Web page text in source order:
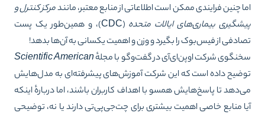
چنین فرایندی ممکن است اطلاعاتی از منابع معتبر، مانندمرکز کنترل و
بیماری‌های ایالات متحده
(CDC)، و همین‌طور یک پست
از فیس‌بوک را بگیرد و وزن و اهمیت یکسانی به آن‌ها بدهد!
شرکت اوپن‌ای‌آی در گفت‌وگو با مجلهٔScientific American
داده است که این شرکت آموزش‌های پیشرفته‌ای به مدل‌هایش
تا پاسخ‌هایش همسو با اهداف کاربران باشند، اما دربارهٔ اینکه
منابع خاصی اهمیت بیشتری برای چت‌جی‌پی‌تی دارند یا نه، توضیحی